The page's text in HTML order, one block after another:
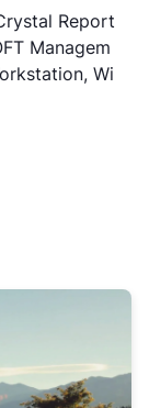
Report
Managem
Wi